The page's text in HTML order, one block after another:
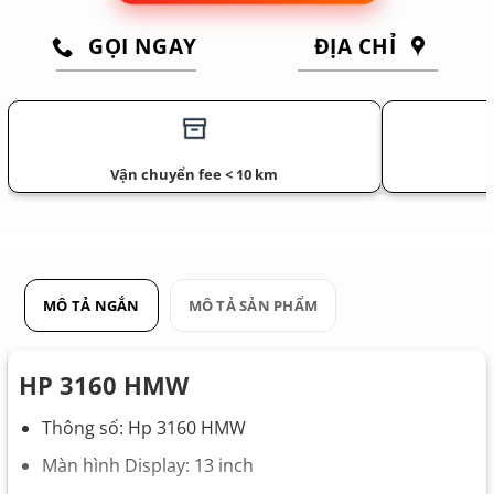
GỌI NGAY ĐỊA CHỈ
Vận chuyển fee < 10 km
MÔ TẢ NGẮN MÔ TẢ SẢN PHẨM
HP 3160 HMW
Thông số: Hp 3160 HMW
Màn hình Display: 13 inch